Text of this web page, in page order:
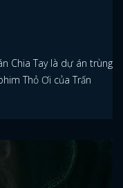
Chia Tay là dự án trùng
Thỏ Ơi của Trấn